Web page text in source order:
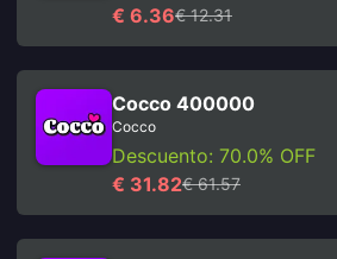
€ 6.36€ 12.31
Cocco 400000
Cocco
Descuento: 70.0% OFF
€ 31.82€ 61.57